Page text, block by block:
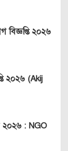
বিজ্ঞপ্তি ২০২৬
২০২৬ (Akij
২০২৬ : NGO